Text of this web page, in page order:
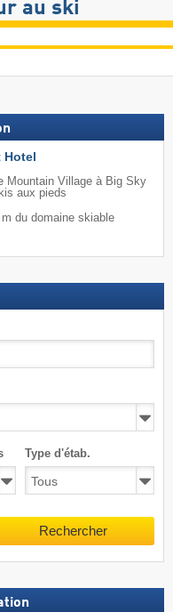
au ski
Hotel
Mountain Village à Big Sky
aux pieds
du domaine skiable
Type d'étab.
Rechercher